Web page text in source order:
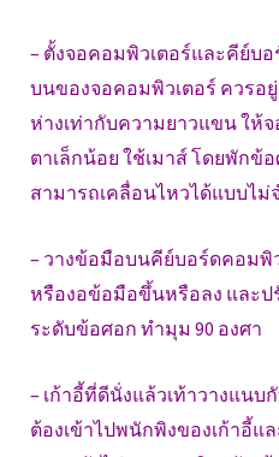
– ตั้งจอคอมพิวเตอร์และคีย์บ
บนของจอคอมพิวเตอร์ ควรอ
ห่างเท่ากับความยาวแขน ให้
ตาเล็กน้อย ใช้เมาส์ โดยพักข้
สามารถเคลื่อนไหวได้แบบไ
– วางข้อมือบนคีย์บอร์ดคอมพิ
หรืองอข้อมือขึ้นหรือลง และป
ระดับข้อศอก ทำมุม 90 องศา
– เก้าอี้ที่ดีนั่งแล้วเท้าวางแน
ต้องเข้าไปพนักพิงของเก้าอี้แล